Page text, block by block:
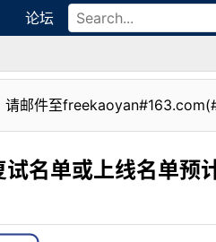
论坛
请邮件至
名单或上线名单预